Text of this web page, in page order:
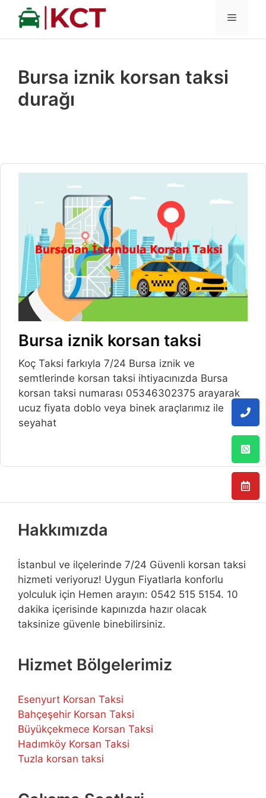
İçeriğe
MENÜ
Bursa iznik korsan taksi
durağı
Bursa iznik korsan taksi
Koç Taksi farkıyla 7/24 Bursa iznik ve
semtlerinde korsan taksi ihtiyacınızda Bursa
korsan taksi numarası 05346302375 arayarak
ucuz fiyata doblo veya binek araçlarımız ile
seyahat
Hakkımızda
İstanbul ve ilçelerinde 7/24 Güvenli korsan taksi
hizmeti veriyoruz! Uygun Fiyatlarla konforlu
yolculuk için Hemen arayın: 0542 515 5154. 10
dakika içerisinde kapınızda hazır olacak
taksinize güvenle binebilirsiniz.
Hizmet Bölgelerimiz
Esenyurt Korsan Taksi
Bahçeşehir Korsan Taksi
Büyükçekmece Korsan Taksi
Hadımköy Korsan Taksi
Tuzla korsan taksi